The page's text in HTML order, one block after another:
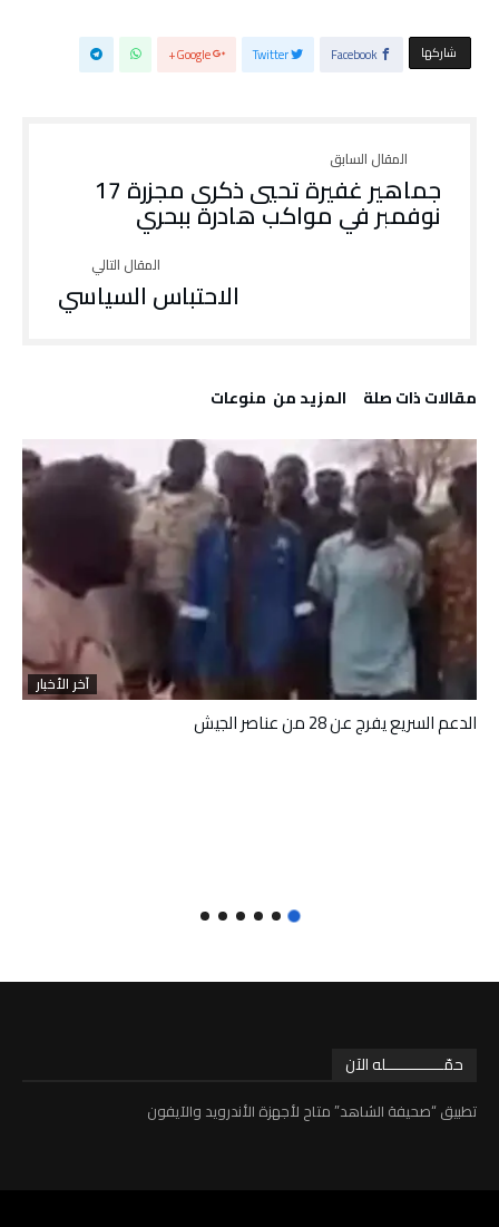
‫‫ شاركها‬ Facebook
Twitter
Google+
جماهير غفيرة تحيي ذكرى مجزرة 17
نوفمبر في مواكب هادرة ببحري
الاحتباس السياسي
‫مقالات ذات صلة‬ ‫المزيد من ‬ منوعات
آخر الأخبار
الدعم السريع يفرج عن 28 من عناصر الجيش
حمّـــــــــــــله الآن
تطبيق “صحيفة الشاهد” متاح لأجهزة الأندرويد والآيفون